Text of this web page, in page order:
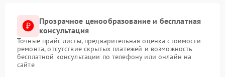
Прозрачное ценообразование и бесплатная
консультация
Точные прайс-листы, предварительная оценка стоимости
ремонта, отсутствие скрытых платежей и возможность
бесплатной консультации по телефону или онлайн на
сайте